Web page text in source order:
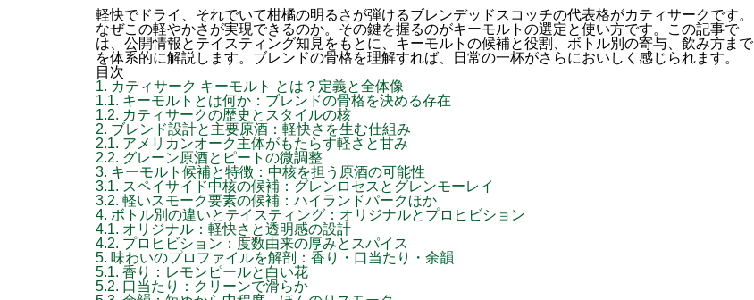
軽快でドライ、それでいて柑橘の明るさが弾けるブレンデッドスコッチの代表格がカティサークです。
なぜこの軽やかさが実現できるのか。その鍵を握るのがキーモルトの選定と使い方です。この記事で
は、公開情報とテイスティング知見をもとに、キーモルトの候補と役割、ボトル別の寄与、飲み方まで
を体系的に解説します。ブレンドの骨格を理解すれば、日常の一杯がさらにおいしく感じられます。
目次
1. カティサーク キーモルト とは？定義と全体像
1.1. キーモルトとは何か：ブレンドの骨格を決める存在
1.2. カティサークの歴史とスタイルの核
2. ブレンド設計と主要原酒：軽快さを生む仕組み
2.1. アメリカンオーク主体がもたらす軽さと甘み
2.2. グレーン原酒とピートの微調整
3. キーモルト候補と特徴：中核を担う原酒の可能性
3.1. スペイサイド中核の候補：グレンロセスとグレンモーレイ
3.2. 軽いスモーク要素の候補：ハイランドパークほか
4. ボトル別の違いとテイスティング：オリジナルとプロヒビション
4.1. オリジナル：軽快さと透明感の設計
4.2. プロヒビション：度数由来の厚みとスパイス
5. 味わいのプロファイルを解剖：香り・口当たり・余韻
5.1. 香り：レモンピールと白い花
5.2. 口当たり：クリーンで滑らか